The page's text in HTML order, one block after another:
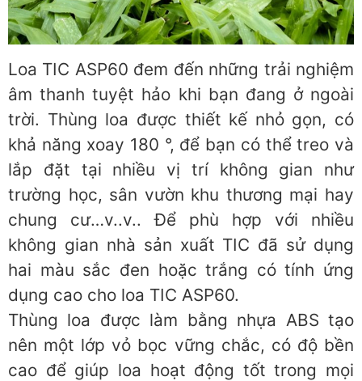
Loa TIC ASP60 đem đến những trải nghiệm
âm thanh tuyệt hảo khi bạn đang ở ngoài
trời. Thùng loa được thiết kế nhỏ gọn, có
khả năng xoay 180 °, để bạn có thể treo và
lắp đặt tại nhiều vị trí không gian như
trường học, sân vườn khu thương mại hay
chung cư…v..v.. Để phù hợp với nhiều
không gian nhà sản xuất TIC đã sử dụng
hai màu sắc đen hoặc trắng có tính ứng
dụng cao cho loa TIC ASP60.
Thùng loa được làm bằng nhựa ABS tạo
nên một lớp vỏ bọc vững chắc, có độ bền
cao để giúp loa hoạt động tốt trong mọi